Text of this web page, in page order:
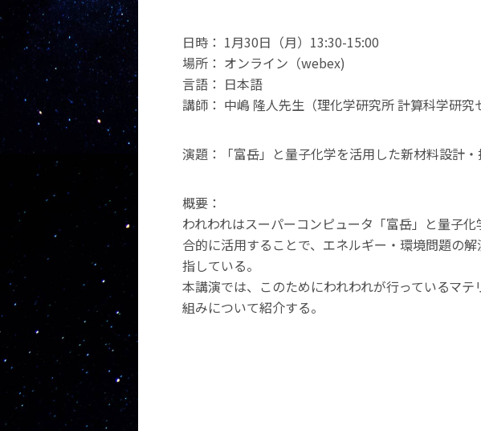
日時： 1月30日（月）13:30-15:00
場所： オンライン（webex)
言語： 日本語
講師： 中嶋 隆人先生（理化学研究所 計算科学研究
演題：「富岳」と量子化学を活用した新材料設計・
概要：
われわれはスーパーコンピュータ「富岳」と量子
合的に活用することで、エネルギー・環境問題の
指している。
本講演では、このためにわれわれが行っているマ
組みについて紹介する。